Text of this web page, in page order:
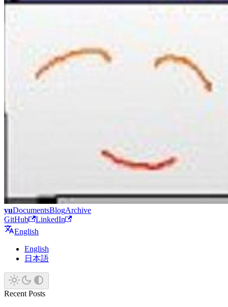
yuDocumentsBlogArchive
GitHub
LinkedIn
English
English
日本語
Recent Posts